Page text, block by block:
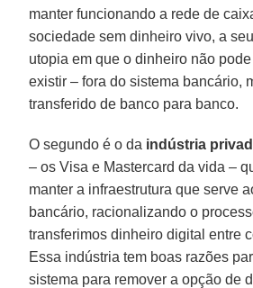
manter funcionando a rede de
sociedade sem dinheiro vivo, a
utopia em que o dinheiro não
existir – fora do sistema bancário,
transferido de banco para banco.
O segundo é o da indústria
– os Visa e Mastercard da vida –
manter a infraestrutura que serve
bancário, racionalizando o
transferimos dinheiro digital entre
Essa indústria tem boas razões
sistema para remover a opção de